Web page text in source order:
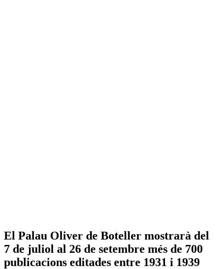
El Palau Oliver de Boteller mostrarà del
7 de juliol al 26 de setembre més de 700
publicacions editades entre 1931 i 1939